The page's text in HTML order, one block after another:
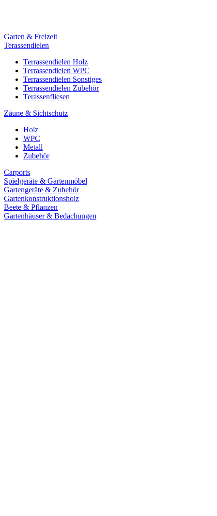
Garten & Freizeit
Terassendielen
Terrassendielen Holz
Terrassendielen WPC
Terrassendielen Sonstiges
Terrassendielen Zubehör
Terassenfliesen
Zäune & Sichtschutz
Holz
WPC
Metall
Zubehör
Carports
Spielgeräte & Gartenmöbel
Gartengeräte & Zubehör
Gartenkonstruktionsholz
Beete & Pflanzen
Gartenhäuser & Bedachungen